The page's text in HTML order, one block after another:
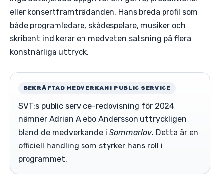
eller konsertframträdanden. Hans breda profil som
både programledare, skådespelare, musiker och
skribent indikerar en medveten satsning på flera
konstnärliga uttryck.
BEKRÄFTAD MEDVERKAN I PUBLIC SERVICE
SVT:s public service-redovisning för 2024
nämner Adrian Alebo Andersson uttryckligen
bland de medverkande i Sommarlov. Detta är en
officiell handling som styrker hans roll i
programmet.